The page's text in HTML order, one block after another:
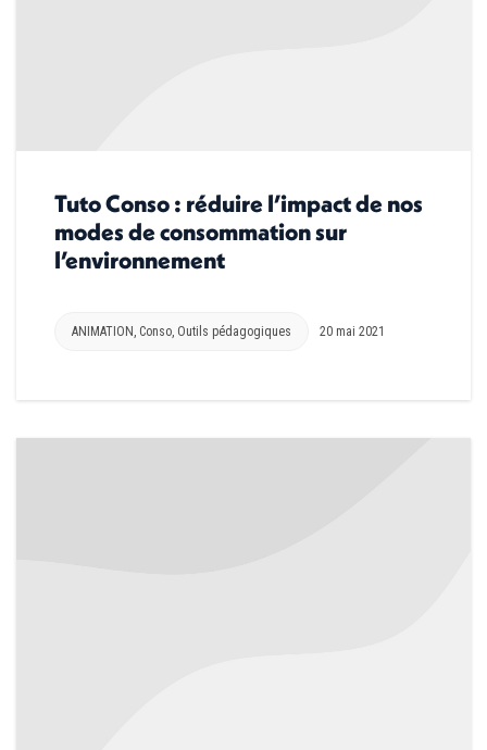
Tuto Conso : réduire l’impact de nos
modes de consommation sur
l’environnement
ANIMATION , Conso, Outils pédagogiques 20 mai 2021